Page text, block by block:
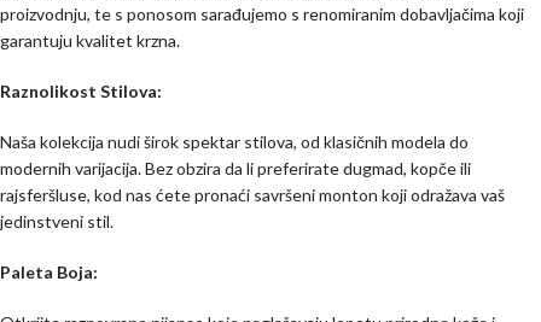
proizvodnju, te s ponosom sarađujemo s renomiranim dobavljačima koji
garantuju kvalitet krzna.
Raznolikost Stilova:
Naša kolekcija nudi širok spektar stilova, od klasičnih modela do
modernih varijacija. Bez obzira da li preferirate dugmad, kopče ili
rajsferšluse, kod nas ćete pronaći savršeni monton koji odražava vaš
jedinstveni stil.
Paleta Boja: